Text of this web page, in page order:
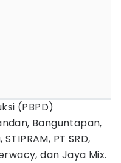
(PBPD)
Banguntapan,
PT SRD,
dan Jaya Mix.